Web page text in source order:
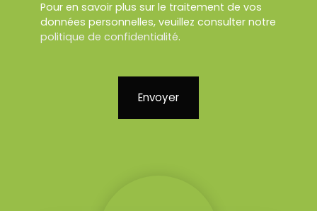
Pour en savoir plus sur le traitement de vos
données personnelles, veuillez consulter notre
politique de confidentialité.
Envoyer